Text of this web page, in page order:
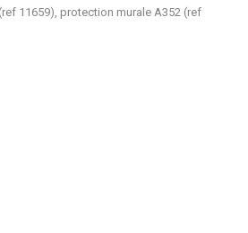
11659), protection murale A352 (ref